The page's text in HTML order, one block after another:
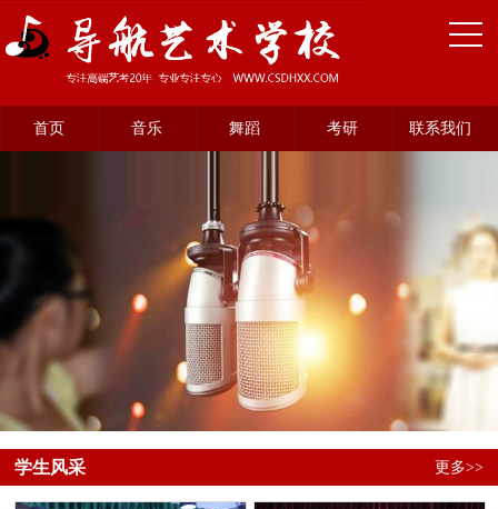
首页 音乐 舞蹈 考研 联系我们
学生风采 更多>>